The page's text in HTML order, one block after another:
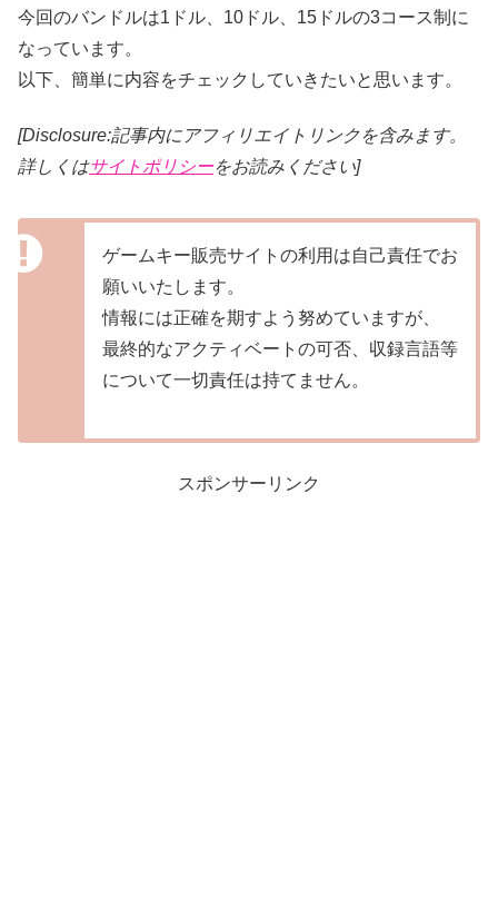
今回のバンドルは1ドル、10ドル、15ドルの3コース制に
なっています。
以下、簡単に内容をチェックしていきたいと思います。
[Disclosure:記事内にアフィリエイトリンクを含みます。
詳しくはサイトポリシーをお読みください]
ゲームキー販売サイトの利用は自己責任でお
願いいたします。
情報には正確を期すよう努めていますが、
最終的なアクティベートの可否、収録言語等
について一切責任は持てません。
スポンサーリンク